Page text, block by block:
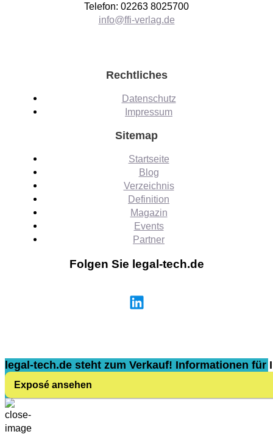
Telefon: 02263 8025700
info@ffi-verlag.de
Rechtliches
Datenschutz
Impressum
Sitemap
Startseite
Blog
Verzeichnis
Definition
Magazin
Events
Partner
Folgen Sie legal-tech.de
legal-tech.de steht zum Verkauf! Informationen für
Exposé ansehen